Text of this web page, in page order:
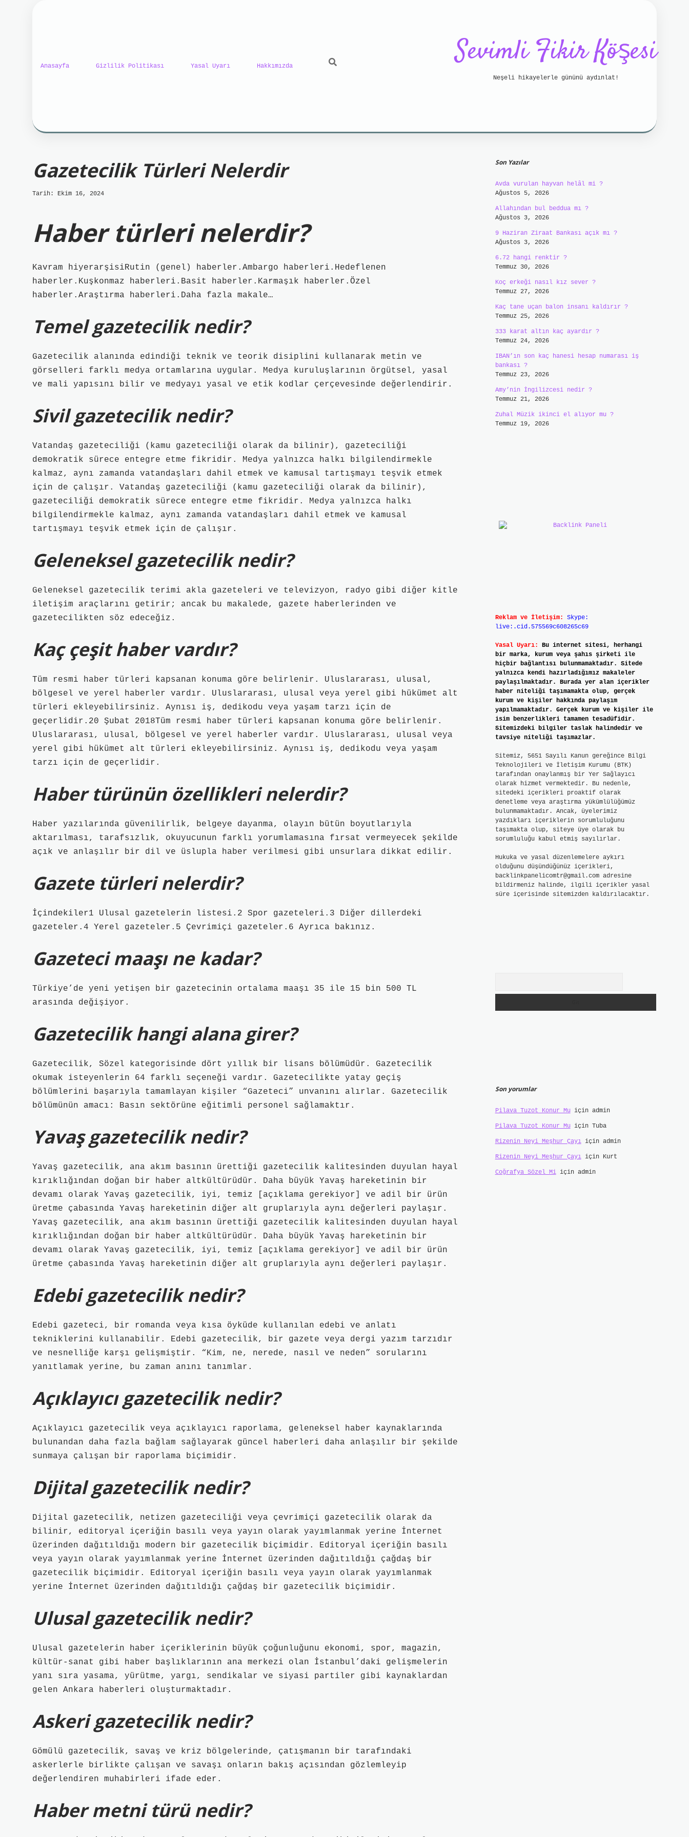
Anasayfa Gizlilik Politikası Yasal Uyarı Hakkımızda Sevimli Fikir Köşesi
Neşeli hikayelerle gününü aydınlat!
Gazetecilik Türleri Nelerdir
Tarih: Ekim 16, 2024
Haber türleri nelerdir?
Kavram hiyerarşisiRutin (genel) haberler.Ambargo haberleri.Hedeflenen
haberler.Kuşkonmaz haberleri.Basit haberler.Karmaşık haberler.Özel
haberler.Araştırma haberleri.Daha fazla makale…
Temel gazetecilik nedir?
Gazetecilik alanında edindiği teknik ve teorik disiplini kullanarak metin ve
görselleri farklı medya ortamlarına uygular. Medya kuruluşlarının örgütsel, yasal
ve mali yapısını bilir ve medyayı yasal ve etik kodlar çerçevesinde değerlendirir.
Sivil gazetecilik nedir?
Vatandaş gazeteciliği (kamu gazeteciliği olarak da bilinir), gazeteciliği
demokratik sürece entegre etme fikridir. Medya yalnızca halkı bilgilendirmekle
kalmaz, aynı zamanda vatandaşları dahil etmek ve kamusal tartışmayı teşvik etmek
için de çalışır. Vatandaş gazeteciliği (kamu gazeteciliği olarak da bilinir),
gazeteciliği demokratik sürece entegre etme fikridir. Medya yalnızca halkı
bilgilendirmekle kalmaz, aynı zamanda vatandaşları dahil etmek ve kamusal
tartışmayı teşvik etmek için de çalışır.
Geleneksel gazetecilik nedir?
Geleneksel gazetecilik terimi akla gazeteleri ve televizyon, radyo gibi diğer kitle
iletişim araçlarını getirir; ancak bu makalede, gazete haberlerinden ve
gazetecilikten söz edeceğiz.
Kaç çeşit haber vardır?
Tüm resmi haber türleri kapsanan konuma göre belirlenir. Uluslararası, ulusal,
bölgesel ve yerel haberler vardır. Uluslararası, ulusal veya yerel gibi hükümet alt
türleri ekleyebilirsiniz. Aynısı iş, dedikodu veya yaşam tarzı için de
geçerlidir.20 Şubat 2018Tüm resmi haber türleri kapsanan konuma göre belirlenir.
Uluslararası, ulusal, bölgesel ve yerel haberler vardır. Uluslararası, ulusal veya
yerel gibi hükümet alt türleri ekleyebilirsiniz. Aynısı iş, dedikodu veya yaşam
tarzı için de geçerlidir.
Haber türünün özellikleri nelerdir?
Haber yazılarında güvenilirlik, belgeye dayanma, olayın bütün boyutlarıyla
aktarılması, tarafsızlık, okuyucunun farklı yorumlamasına fırsat vermeyecek şekilde
açık ve anlaşılır bir dil ve üslupla haber verilmesi gibi unsurlara dikkat edilir.
Gazete türleri nelerdir?
İçindekiler1 Ulusal gazetelerin listesi.2 Spor gazeteleri.3 Diğer dillerdeki
gazeteler.4 Yerel gazeteler.5 Çevrimiçi gazeteler.6 Ayrıca bakınız.
Gazeteci maaşı ne kadar?
Türkiye’de yeni yetişen bir gazetecinin ortalama maaşı 35 ile 15 bin 500 TL
arasında değişiyor.
Gazetecilik hangi alana girer?
Gazetecilik, Sözel kategorisinde dört yıllık bir lisans bölümüdür. Gazetecilik
okumak isteyenlerin 64 farklı seçeneği vardır. Gazetecilikte yatay geçiş
bölümlerini başarıyla tamamlayan kişiler “Gazeteci” unvanını alırlar. Gazetecilik
bölümünün amacı: Basın sektörüne eğitimli personel sağlamaktır.
Yavaş gazetecilik nedir?
Yavaş gazetecilik, ana akım basının ürettiği gazetecilik kalitesinden duyulan hayal
kırıklığından doğan bir haber altkültürüdür. Daha büyük Yavaş hareketinin bir
devamı olarak Yavaş gazetecilik, iyi, temiz [açıklama gerekiyor] ve adil bir ürün
üretme çabasında Yavaş hareketinin diğer alt gruplarıyla aynı değerleri paylaşır.
Yavaş gazetecilik, ana akım basının ürettiği gazetecilik kalitesinden duyulan hayal
kırıklığından doğan bir haber altkültürüdür. Daha büyük Yavaş hareketinin bir
devamı olarak Yavaş gazetecilik, iyi, temiz [açıklama gerekiyor] ve adil bir ürün
üretme çabasında Yavaş hareketinin diğer alt gruplarıyla aynı değerleri paylaşır.
Edebi gazetecilik nedir?
Edebi gazeteci, bir romanda veya kısa öyküde kullanılan edebi ve anlatı
tekniklerini kullanabilir. Edebi gazetecilik, bir gazete veya dergi yazım tarzıdır
ve nesnelliğe karşı gelişmiştir. “Kim, ne, nerede, nasıl ve neden” sorularını
yanıtlamak yerine, bu zaman anını tanımlar.
Açıklayıcı gazetecilik nedir?
Açıklayıcı gazetecilik veya açıklayıcı raporlama, geleneksel haber kaynaklarında
bulunandan daha fazla bağlam sağlayarak güncel haberleri daha anlaşılır bir şekilde
sunmaya çalışan bir raporlama biçimidir.
Dijital gazetecilik nedir?
Dijital gazetecilik, netizen gazeteciliği veya çevrimiçi gazetecilik olarak da
bilinir, editoryal içeriğin basılı veya yayın olarak yayımlanmak yerine İnternet
üzerinden dağıtıldığı modern bir gazetecilik biçimidir. Editoryal içeriğin basılı
veya yayın olarak yayımlanmak yerine İnternet üzerinden dağıtıldığı çağdaş bir
gazetecilik biçimidir. Editoryal içeriğin basılı veya yayın olarak yayımlanmak
yerine İnternet üzerinden dağıtıldığı çağdaş bir gazetecilik biçimidir.
Ulusal gazetecilik nedir?
Ulusal gazetelerin haber içeriklerinin büyük çoğunluğunu ekonomi, spor, magazin,
kültür-sanat gibi haber başlıklarının ana merkezi olan İstanbul’daki gelişmelerin
yanı sıra yasama, yürütme, yargı, sendikalar ve siyasi partiler gibi kaynaklardan
gelen Ankara haberleri oluşturmaktadır.
Askeri gazetecilik nedir?
Gömülü gazetecilik, savaş ve kriz bölgelerinde, çatışmanın bir tarafındaki
askerlerle birlikte çalışan ve savaşı onların bakış açısından gözlemleyip
değerlendiren muhabirleri ifade eder.
Haber metni türü nedir?
Son Yazılar
Avda vurulan hayvan helâl mi ?
Ağustos 5, 2026
Allahından bul beddua mı ?
Ağustos 3, 2026
9 Haziran Ziraat Bankası açık mı ?
Ağustos 3, 2026
6.72 hangi renktir ?
Temmuz 30, 2026
Koç erkeği nasıl kız sever ?
Temmuz 27, 2026
Kaç tane uçan balon insanı kaldırır ?
Temmuz 25, 2026
333 karat altın kaç ayardır ?
Temmuz 24, 2026
IBAN’ın son kaç hanesi hesap numarası iş
bankası ?
Temmuz 23, 2026
Amy’nin İngilizcesi nedir ?
Temmuz 21, 2026
Zuhal Müzik ikinci el alıyor mu ?
Temmuz 19, 2026
Reklam ve İletişim:
Skype:
live:.cid.575569c608265c69
Yasal Uyarı:
Bu internet sitesi, herhangi
bir marka, kurum veya şahıs şirketi ile
hiçbir bağlantısı bulunmamaktadır. Sitede
yalnızca kendi hazırladığımız makaleler
paylaşılmaktadır. Burada yer alan içerikler
haber niteliği taşımamakta olup, gerçek
kurum ve kişiler hakkında paylaşım
yapılmamaktadır. Gerçek kurum ve kişiler ile
isim benzerlikleri tamamen tesadüfidir.
Sitemizdeki bilgiler taslak halindedir ve
tavsiye niteliği taşımazlar.
Sitemiz, 5651 Sayılı Kanun gereğince Bilgi
Teknolojileri ve İletişim Kurumu (BTK)
tarafından onaylanmış bir Yer Sağlayıcı
olarak hizmet vermektedir. Bu nedenle,
sitedeki içerikleri proaktif olarak
denetleme veya araştırma yükümlülüğümüz
bulunmamaktadır. Ancak, üyelerimiz
yazdıkları içeriklerin sorumluluğunu
taşımakta olup, siteye üye olarak bu
sorumluluğu kabul etmiş sayılırlar.
Hukuka ve yasal düzenlemelere aykırı
olduğunu düşündüğünüz içerikleri,
backlinkpanelicomtr@gmail.comadresine
bildirmeniz halinde, ilgili içerikler yasal
süre içerisinde sitemizden kaldırılacaktır.
Son yorumlar
Pilava Tuzot Konur Muiçin admin
Pilava Tuzot Konur Muiçin Tuba
Rizenin Neyi Meşhur Çayıiçin admin
Rizenin Neyi Meşhur Çayıiçin Kurt
Coğrafya Sözel Miiçin admin